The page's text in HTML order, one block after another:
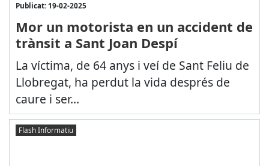
Publicat: 19-02-2025
Mor un motorista en un accident de
trànsit a Sant Joan Despí
La víctima, de 64 anys i veí de Sant Feliu de
Llobregat, ha perdut la vida després de
caure i ser...
Flash Informatiu